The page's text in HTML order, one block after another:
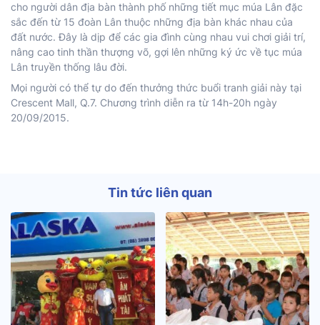
cho người dân địa bàn thành phố những tiết mục múa Lân đặc
sắc đến từ 15 đoàn Lân thuộc những địa bàn khác nhau của
đất nước. Đây là dịp để các gia đình cùng nhau vui chơi giải trí,
nâng cao tinh thần thượng võ, gợi lên những ký ức về tục múa
Lân truyền thống lâu đời.
Mọi người có thể tự do đến thưởng thức buổi tranh giải này tại
Crescent Mall, Q.7. Chương trình diễn ra từ 14h-20h ngày
20/09/2015.
Tin tức liên quan